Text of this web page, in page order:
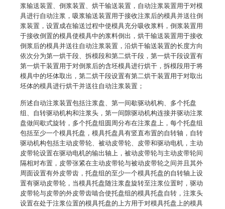
浆输送装置、倒浆装置、烘干输送装置，自动注浆装置用于对模
具进行自动注浆，吸浆输送装置用于接收注浆后的模具并送往倒
浆装置，设置成在输送过程中使模具充分吸收浆料，倒浆装置用
于接收倒置的模具使模具中的浆料倒出，烘干输送装置用于接收
倒浆后的模具并送往自动注浆装置，沿烘干输送装置的长度方向
依次分为第一烘干段、拆模段和第二烘干段，第一烘干段设置有
第一烘干装置用于对倒浆后的含坯模具进行烘干，拆模段用于将
模具中的坯体取出，第二烘干段设置有第二烘干装置用于对取出
坯体的模具进行烘干并送往自动注浆装置；
所述自动注浆装置包括注浆盘、第一间歇驱动机构、多个托盘
组、自转驱动机构和注浆头，第一间隙驱动机构连接并驱动注浆
盘做间歇式旋转，多个托盘组圆周分布在注浆盘上，每个托盘组
包括至少一个模具托盘，模具托盘具有竖直布置的自转轴，自转
驱动机构包括主动皮带轮、被动皮带轮、皮带和驱动电机，主动
皮带轮设置在驱动电机的输出轴上，被动皮带轮与主动皮带轮间
隔相对布置，皮带张紧在主动皮带轮与被动皮带轮之间并且其外
周面设置有外皮带齿，托盘组的至少一个模具托盘的自转轴上设
置有驱动皮带轮，当模具托盘随注浆盘旋转至注浆位置时，驱动
皮带轮与皮带的外皮带齿啮合使托盘组的模具托盘自转，注浆头
设置在处于注浆位置的模具托盘的上方用于对模具托盘上的模具